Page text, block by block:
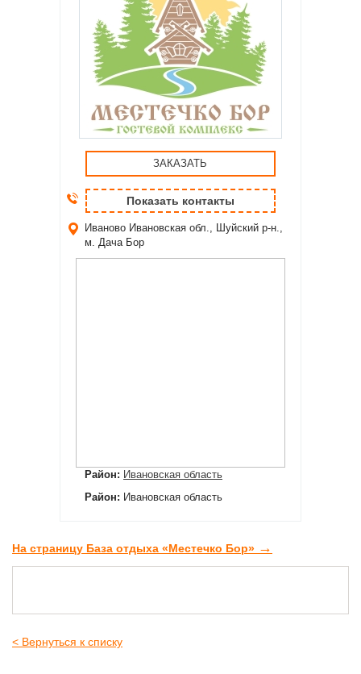
ЗАКАЗАТЬ
Показать контакты
Иваново Ивановская обл., Шуйский р-н.,
м. Дача Бор
Район: Ивановская область
Район: Ивановская область
На страницу База отдыха «Местечко Бор» →
< Вернуться к списку